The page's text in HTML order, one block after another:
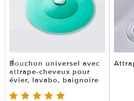
Bouchon universel avec
attrape-cheveux pour
évier, lavabo, baignoire